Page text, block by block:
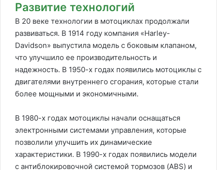
Развитие технологий
В 20 веке технологии в мотоциклах продолжали
развиваться. В 1914 году компания «Harley-
Davidson» выпустила модель с боковым клапаном,
что улучшило ее производительность и
надежность. В 1950-х годах появились мотоциклы с
двигателями внутреннего сгорания, которые стали
более мощными и экономичными.
В 1980-х годах мотоциклы начали оснащаться
электронными системами управления, которые
позволили улучшить их динамические
характеристики. В 1990-х годах появились модели
с антиблокировочной системой тормозов (ABS) и